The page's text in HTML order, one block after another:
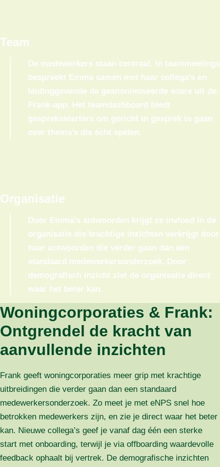
Team
De medewerkers staan centraal. In teammeetings
bespreekt Emma samen met haar collega’s en
leidinggevende de geanonimiseerde score uit de
Frank-app. Het teamdashboard biedt
gespreksstarters om gericht in gesprek te gaan
over thema’s die écht spelen.
Organisatie
Door Emma’s antwoorden krijgt ze invloed in de
organisatie die krachtige inzichten verkrijgt door
haar antwoorden die verder gaan dan een
standaard medewerkersonderzoek. Door
demografisch inzicht ziet de organisatie direct
waar het beter kan.
Woningcorporaties & Frank:
Ontgrendel de kracht van
aanvullende inzichten
Frank geeft woningcorporaties meer grip met krachtige
uitbreidingen die verder gaan dan een standaard
medewerkersonderzoek. Zo meet je met eNPS snel hoe
betrokken medewerkers zijn, en zie je direct waar het beter
kan. Nieuwe collega’s geef je vanaf dag één een sterke
start met onboarding, terwijl je via offboarding waardevolle
feedback ophaalt bij vertrek. De demografische inzichten